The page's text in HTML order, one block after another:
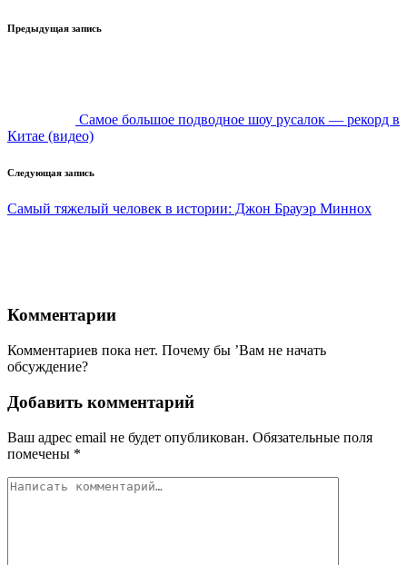
Навигация
Предыдущая запись
Самое большое подводное шоу русалок — рекорд в
Китае (видео)
Следующая запись
Самый тяжелый человек в истории: Джон Брауэр Миннох
Комментарии
Комментариев пока нет. Почему бы ’Вам не начать
обсуждение?
Добавить комментарий
Ваш адрес email не будет опубликован. Обязательные поля
помечены *